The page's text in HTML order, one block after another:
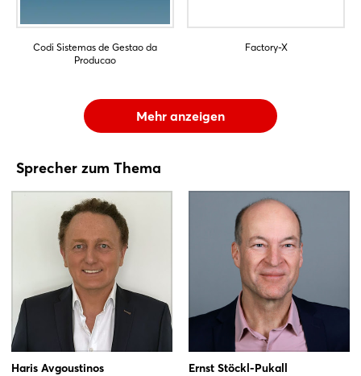
Codi Sistemas de Gestao da
Producao
Factory-X
Mehr anzeigen
Sprecher zum Thema
Haris Avgoustinos Ernst Stöckl-Pukall